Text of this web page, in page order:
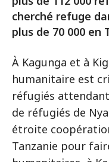
cherché refuge
plus de 70 000 en
À Kagunga et à
humanitaire est
réfugiés
de réfugiés de
étroite
Tanzanie pour